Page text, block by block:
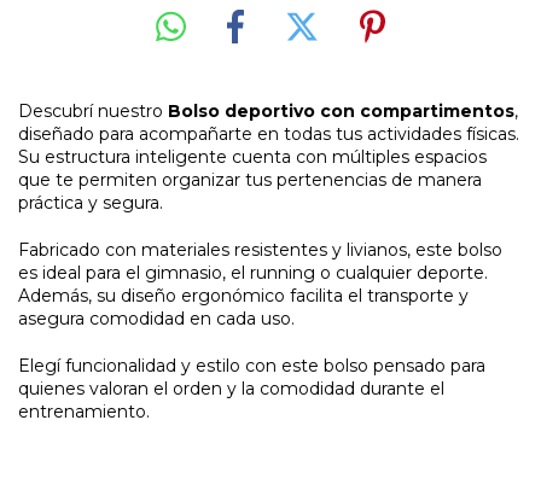
Descubrí nuestro Bolso deportivo con compartimentos,
diseñado para acompañarte en todas tus actividades físicas.
Su estructura inteligente cuenta con múltiples espacios
que te permiten organizar tus pertenencias de manera
práctica y segura.
Fabricado con materiales resistentes y livianos, este bolso
es ideal para el gimnasio, el running o cualquier deporte.
Además, su diseño ergonómico facilita el transporte y
asegura comodidad en cada uso.
Elegí funcionalidad y estilo con este bolso pensado para
quienes valoran el orden y la comodidad durante el
entrenamiento.